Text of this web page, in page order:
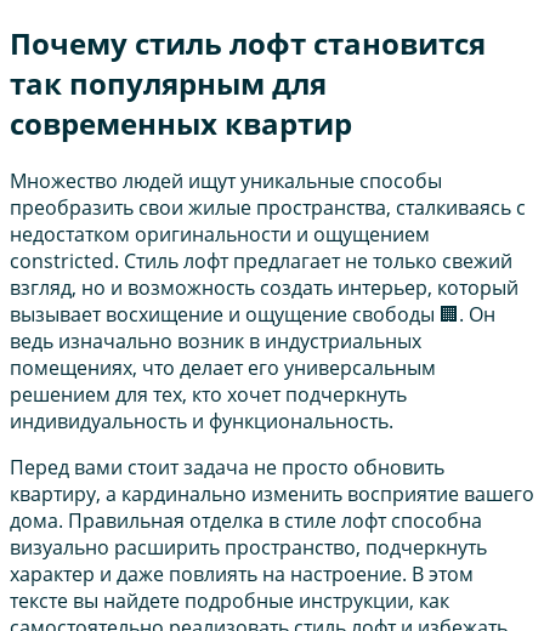
Почему стиль лофт становится
так популярным для
современных квартир
Множество людей ищут уникальные способы
преобразить свои жилые пространства, сталкиваясь с
недостатком оригинальности и ощущением
constricted. Стиль лофт предлагает не только свежий
взгляд, но и возможность создать интерьер, который
вызывает восхищение и ощущение свободы 🏢. Он
ведь изначально возник в индустриальных
помещениях, что делает его универсальным
решением для тех, кто хочет подчеркнуть
индивидуальность и функциональность.
Перед вами стоит задача не просто обновить
квартиру, а кардинально изменить восприятие вашего
дома. Правильная отделка в стиле лофт способна
визуально расширить пространство, подчеркнуть
характер и даже повлиять на настроение. В этом
тексте вы найдете подробные инструкции, как